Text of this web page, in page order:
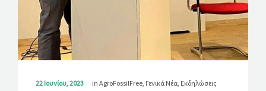
22 Ιουνίου, 2023 in AgroFossilFree, Γενικά Νέα, Εκδηλώσεις